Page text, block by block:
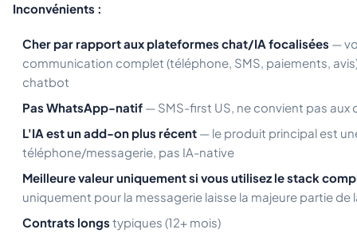
Inconvénients :
Cher par rapport aux plateformes chat/IA focalisées —
communication complet (téléphone, SMS, paiements,
chatbot
Pas WhatsApp-natif — SMS-first US, ne convient pas aux
L'IA est un add-on plus récent — le produit principal est
téléphone/messagerie, pas IA-native
Meilleure valeur uniquement si vous utilisez le stack
uniquement pour la messagerie laisse la majeure partie
Contrats longs typiques (12+ mois)